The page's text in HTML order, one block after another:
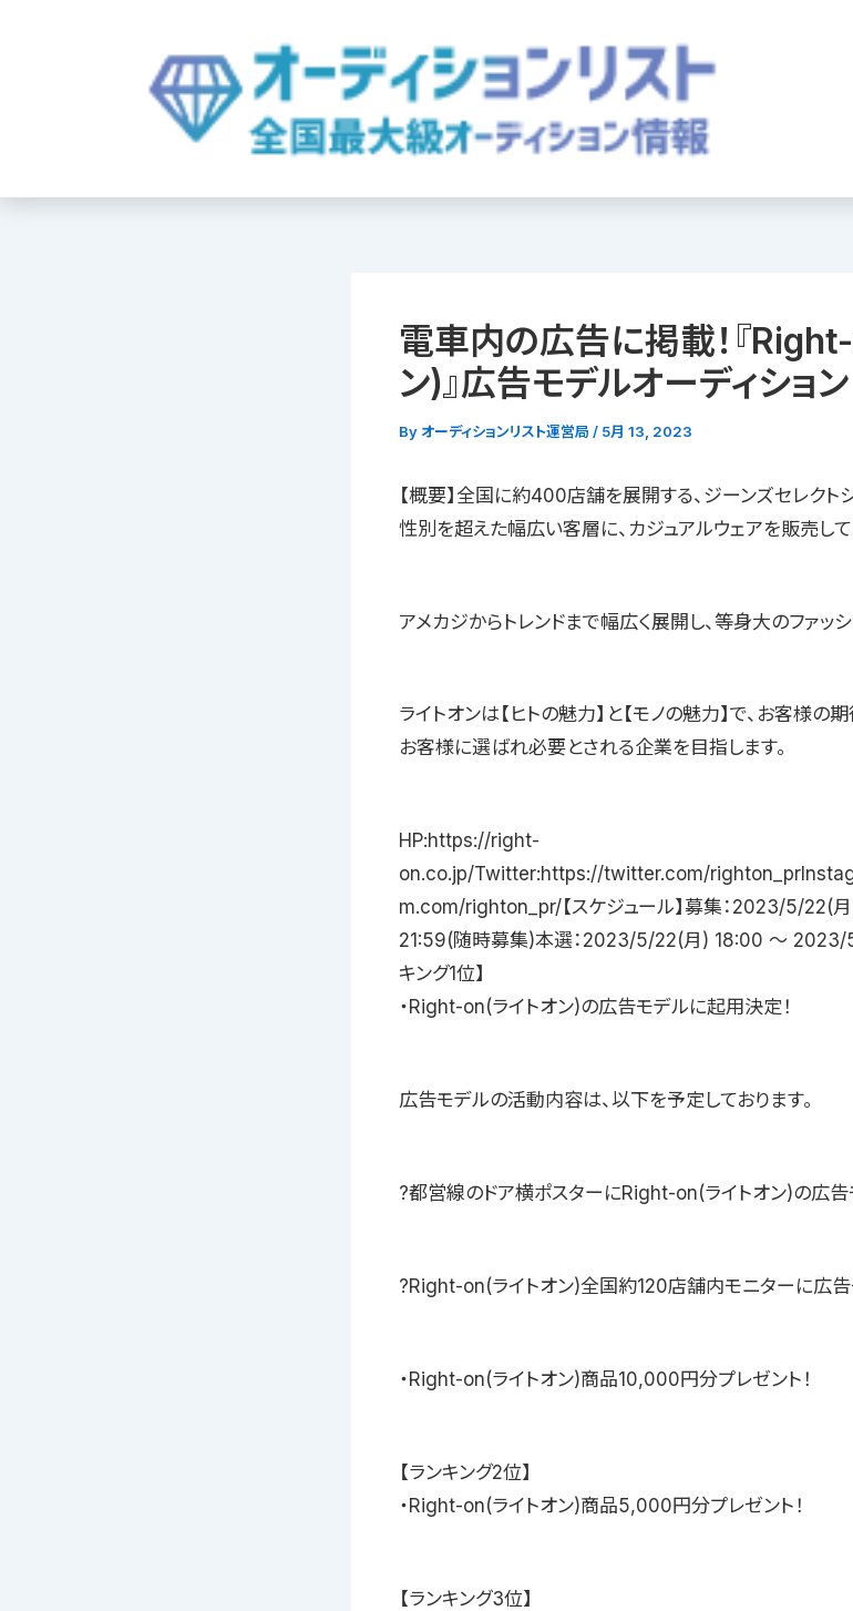
電車内の広告に掲載！『
ン)』広告モデルオーディション
By オーディションリスト運営局 / 5月 13, 2023
【概要】全国に約400店舗を展開する、ジーンズセレクト
性別を超えた幅広い客層に、カジュアルウェアを販売して
アメカジからトレンドまで幅広く展開し、等身大のファッシ
ライトオンは【ヒトの魅力】と【モノの魅力】で、お客様の
お客様に選ばれ必要とされる企業を目指します。
HP:https://right-
on.co.jp/Twitter:https://twitter.com/
m.com/righton_pr/【スケジュール】募集：2023/5/
21:59(随時募集)本選：2023/5/22(月) 18:00 〜 2023/5/
キング1位】
・Right-on(ライトオン)の広告モデルに起用決定！
広告モデルの活動内容は、以下を予定しております。
?都営線のドア横ポスターにRight-on(ライトオン)の広告
?Right-on(ライトオン)全国約120店舗内モニターに広告
・Right-on(ライトオン)商品10,000円分プレゼント！
【ランキング2位】
・Right-on(ライトオン)商品5,000円分プレゼント！
【ランキング3位】